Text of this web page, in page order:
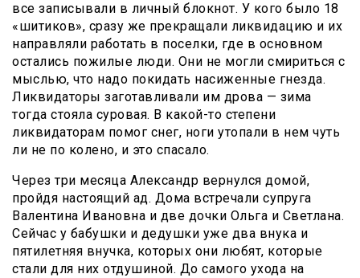
все записывали в личный блокнот. У кого было 18
«шитиков», сразу же прекращали ликвидацию и их
направляли работать в поселки, где в основном
остались пожилые люди. Они не могли смириться с
мыслью, что надо покидать насиженные гнезда.
Ликвидаторы заготавливали им дрова — зима
тогда стояла суровая. В какой-то степени
ликвидаторам помог снег, ноги утопали в нем чуть
ли не по колено, и это спасало.
Через три месяца Александр вернулся домой,
пройдя настоящий ад. Дома встречали супруга
Валентина Ивановна и две дочки Ольга и Светлана.
Сейчас у бабушки и дедушки уже два внука и
пятилетняя внучка, которых они любят, которые
стали для них отдушиной. До самого ухода на